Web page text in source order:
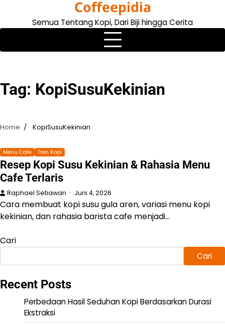
content
Coffeepidia
Semua Tentang Kopi, Dari Biji hingga Cerita
Tag: KopiSusuKekinian
Home KopiSusuKekinian
Menu Cafe Tren Kopi
Resep Kopi Susu Kekinian & Rahasia Menu
Cafe Terlaris
Raphael Setiawan Juni 4, 2026
Cara membuat kopi susu gula aren, variasi menu kopi
kekinian, dan rahasia barista cafe menjadi…
Cari
Cari
Recent Posts
Perbedaan Hasil Seduhan Kopi Berdasarkan Durasi
Ekstraksi